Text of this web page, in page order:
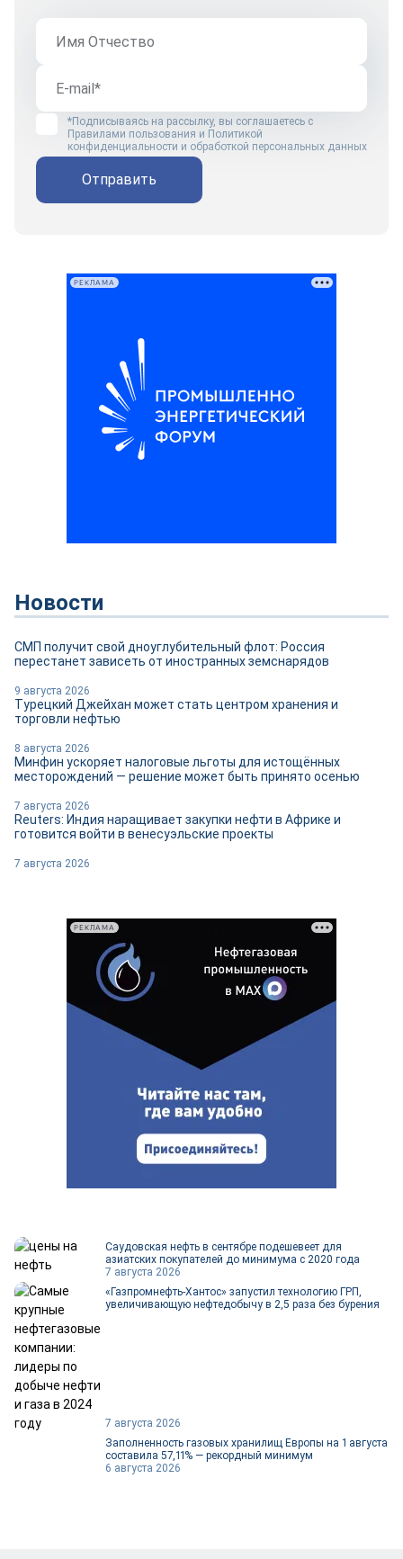
*Подписываясь на рассылку, вы соглашаетесь с
Правилами пользования и Политикой
конфиденциальности и обработкой персональных данных
Отправить
РЕКЛАМА
Новости
СМП получит свой дноуглубительный флот: Россия
перестанет зависеть от иностранных земснарядов
9 августа 2026
Турецкий Джейхан может стать центром хранения и
торговли нефтью
8 августа 2026
Минфин ускоряет налоговые льготы для истощённых
месторождений — решение может быть принято осенью
7 августа 2026
Reuters: Индия наращивает закупки нефти в Африке и
готовится войти в венесуэльские проекты
7 августа 2026
Саудовская нефть в сентябре подешевеет для
азиатских покупателей до минимума с 2020 года
7 августа 2026
«Газпромнефть-Хантос» запустил технологию ГРП,
увеличивающую нефтедобычу в 2,5 раза без бурения
7 августа 2026
Заполненность газовых хранилищ Европы на 1 августа
составила 57,11% — рекордный минимум
6 августа 2026
РЕКЛАМА